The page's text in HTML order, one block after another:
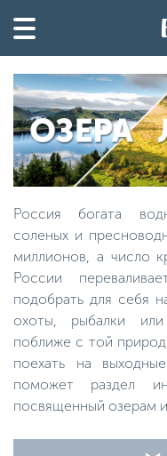
Россия богата
соленых и
миллионов, а число
России
подобрать для себя
охоты, рыбалки
поближе с той
поехать на
поможет раздел
посвященный озерам